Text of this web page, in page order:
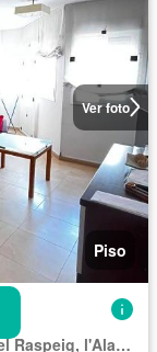
Ver foto
Piso
Sant Vicent del Raspeig / San Vicente del Raspeig, l'Alacantí